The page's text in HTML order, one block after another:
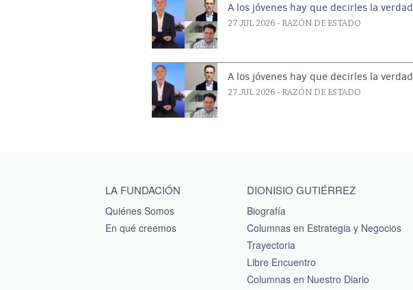
A los jóvenes hay que decirles la verdad
27 JUL 2026 - RAZÓN DE ESTADO
A los jóvenes hay que decirles la verdad
27 JUL 2026 - RAZÓN DE ESTADO
Main menu footer
LA FUNDACIÓN
Quiénes Somos
En qué creemos
DIONISIO GUTIÉRREZ
Biografía
Columnas en Estrategia y Negocios
Trayectoria
Libre Encuentro
Columnas en Nuestro Diario